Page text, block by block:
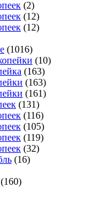
(2)
(12)
(12)
(1016)
(10)
(163)
(163)
(161)
(131)
(116)
(105)
(119)
(32)
(16)
(160)